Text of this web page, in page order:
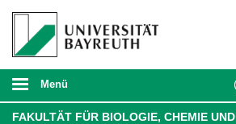
Menü
FAKULTÄT FÜR BIOLOGIE, CHEMIE UND